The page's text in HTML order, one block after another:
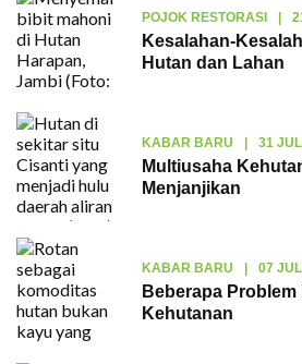
POJOK RESTORASI |
Kesalahan-
Hutan dan Lahan
KABAR BARU | 31
Multiusaha
Menjanjikan
KABAR BARU | 07
Beberapa
Kehutanan